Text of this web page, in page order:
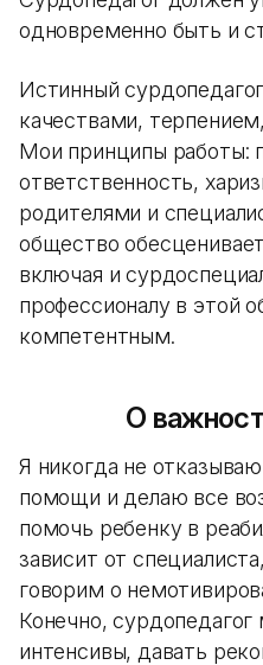
одновременно быть и
Истинный
качествами,
Мои принципы работы:
ответственность,
родителями и
общество
включая и
профессионалу в этой
компетентным.
О
Я никогда не
помощи и делаю все
помочь ребенку в
зависит от
говорим о
Конечно,
интенсивы, давать